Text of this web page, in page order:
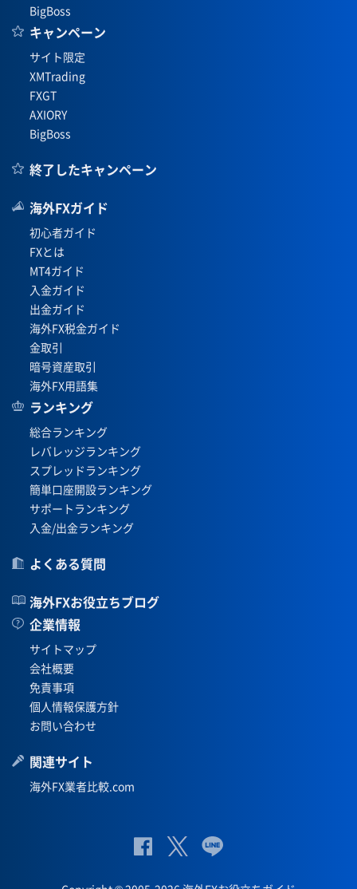
BigBoss
キャンペーン
サイト限定
XMTrading
FXGT
AXIORY
BigBoss
終了したキャンペーン
海外FXガイド
初心者ガイド
FXとは
MT4ガイド
入金ガイド
出金ガイド
海外FX税金ガイド
金取引
暗号資産取引
海外FX用語集
ランキング
総合ランキング
レバレッジランキング
スプレッドランキング
簡単口座開設ランキング
サポートランキング
入金/出金ランキング
よくある質問
海外FXお役立ちブログ
企業情報
サイトマップ
会社概要
免責事項
個人情報保護方針
お問い合わせ
関連サイト
海外FX業者比較.com
式
Twit
式